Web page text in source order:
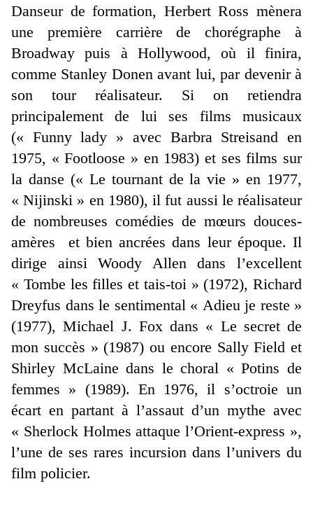
Danseur de formation, Herbert Ross mènera
une première carrière de chorégraphe à
Broadway puis à Hollywood, où il finira,
comme Stanley Donen avant lui, par devenir à
son tour réalisateur. Si on retiendra
principalement de lui ses films musicaux
(« Funny lady » avec Barbra Streisand en
1975, « Footloose » en 1983) et ses films sur
la danse (« Le tournant de la vie » en 1977,
« Nijinski » en 1980), il fut aussi le réalisateur
de nombreuses comédies de mœurs douces-
amères et bien ancrées dans leur époque. Il
dirige ainsi Woody Allen dans l’excellent
« Tombe les filles et tais-toi » (1972), Richard
Dreyfus dans le sentimental « Adieu je reste »
(1977), Michael J. Fox dans « Le secret de
mon succès » (1987) ou encore Sally Field et
Shirley McLaine dans le choral « Potins de
femmes » (1989). En 1976, il s’octroie un
écart en partant à l’assaut d’un mythe avec
« Sherlock Holmes attaque l’Orient-express »,
l’une de ses rares incursion dans l’univers du
film policier.